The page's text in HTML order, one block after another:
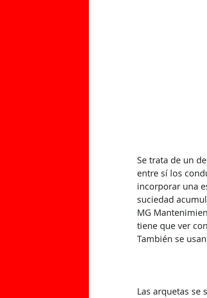
Se trata de un
entre sí los
incorporar una
suciedad
MG
tiene que ver
También se
Las arquetas se